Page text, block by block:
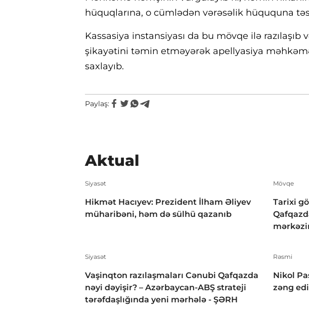
hüquqlarına, o cümlədən vərəsəlik hüququna
Kassasiya instansiyası da bu mövqe ilə razılaşıb
şikayətini təmin etməyərək apellyasiya
saxlayıb.
Paylaş:
Aktual
Siyasət
Hikmət Hacıyev: Prezident İlham Əliyev
müharibəni, həm də sülhü qazanıb
Mövqe
Tarixi
Siyasət
Vaşinqton razılaşmaları Cənubi Qafqazda
nəyi dəyişir? – Azərbaycan-ABŞ strateji
tərəfdaşlığında yeni mərhələ - ŞƏRH
Rəsmi
Nikol
zəng